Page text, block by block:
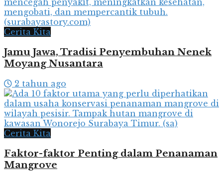
Cerita Kita
Jamu Jawa, Tradisi Penyembuhan Nenek
Moyang Nusantara
2 tahun ago
Cerita Kita
Faktor-faktor Penting dalam Penanaman
Mangrove